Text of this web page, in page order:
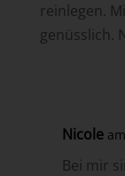
reinlegen.
genüsslich.
Nicole
Bei mir